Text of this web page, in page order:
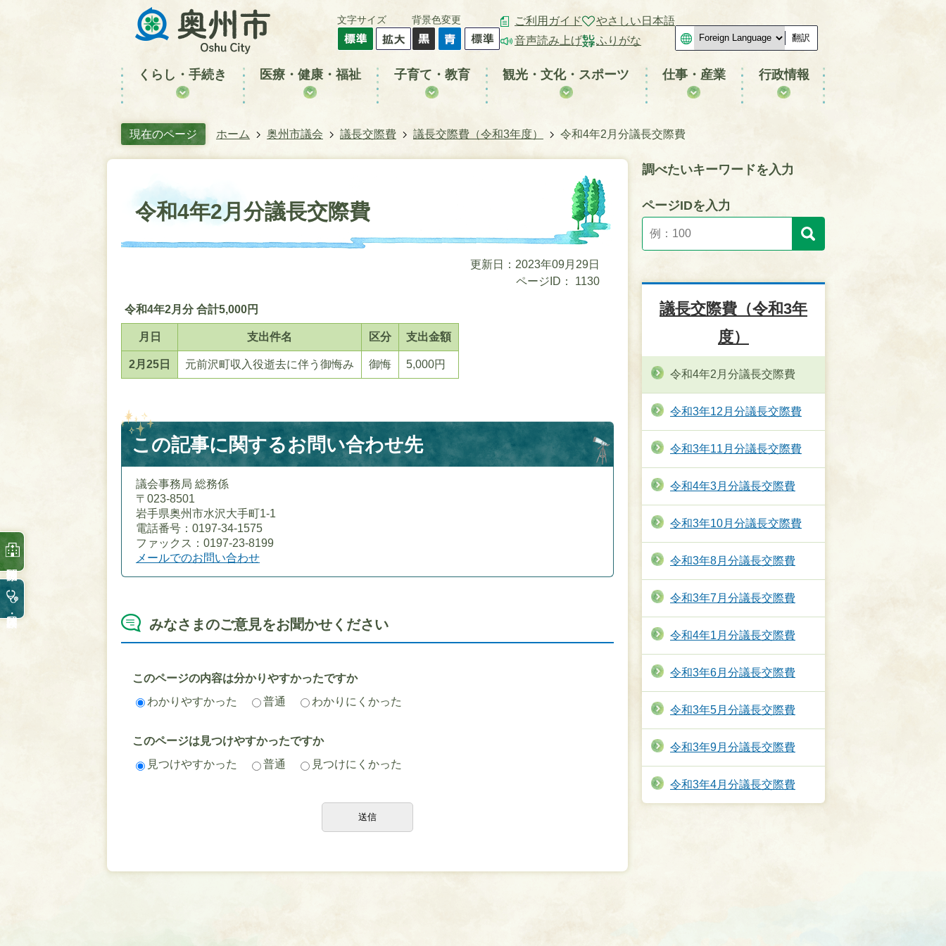
文字サイズ 背景色変更
ご利用ガイド
音声読み上げ
やさしい日本語
ふりがな
翻訳
くらし・手続き 医療・健康・福祉 子育て・教育 観光・文化・スポーツ 仕事・産業 行政情報
現在のページ ホーム 奥州市議会 議長交際費 議長交際費（令和3年度） 令和4年2月分議長交際費
令和4年2月分議長交際費
更新日：2023年09月29日
ページID：
1130
令和4年2月分 合計5,000円
月日 支出件名 区分 支出金額
2月25日 元前沢町収入役逝去に伴う御悔み 御悔 5,000円
この記事に関するお問い合わせ先
議会事務局 総務係
〒023-8501
岩手県奥州市水沢大手町1-1
電話番号：0197-34-1575
ファックス：0197-23-8199
メールでのお問い合わせ
みなさまのご意見をお聞かせください
このページの内容は分かりやすかったですか
わかりやすかった
普通 わかりにくかった
このページは見つけやすかったですか
見つけやすかった
普通 見つけにくかった
調べたいキーワードを入力
ページIDを入力
議長交際費（令和3年
度）
令和4年2月分議長交際費
令和3年12月分議長交際費
令和3年11月分議長交際費
令和4年3月分議長交際費
令和3年10月分議長交際費
令和3年8月分議長交際費
令和3年7月分議長交際費
令和4年1月分議長交際費
令和3年6月分議長交際費
令和3年5月分議長交際費
令和3年9月分議長交際費
令和3年4月分議長交際費